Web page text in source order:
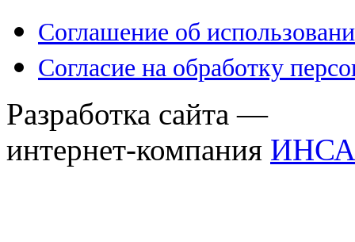
Соглашение об
Согласие на обработку
Разработка сайта —
интернет-компания